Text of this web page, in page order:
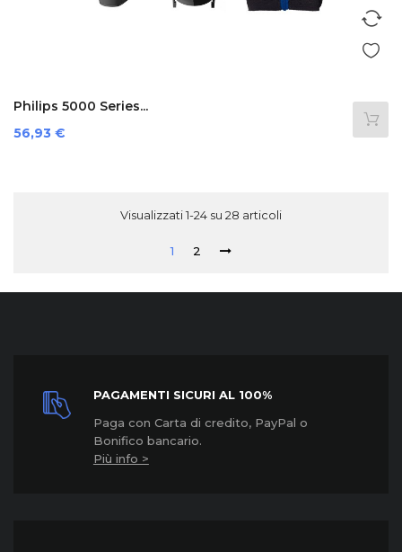
Philips 5000 Series...
Prezzo
56,93 €
Visualizzati 1-24 su 28 articoli
1 2
PAGAMENTI SICURI AL 100%
Paga con Carta di credito, PayPal o
Bonifico bancario.
Più info >